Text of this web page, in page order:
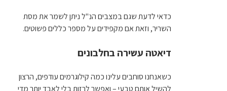
כדאי לדעת שגם במצבים הנ"ל ניתן לשמר את מסת
השריר, וזאת אם מקפידים על מספר כללים פשוטים.
דיאטה עשירה בחלבונים
כשאנחנו סוחבים עלינו כמה קילוגרמים עודפים, הרצון
להשיל אותם טבעי – ואפשר לרזות בלי לאבד יותר מדי